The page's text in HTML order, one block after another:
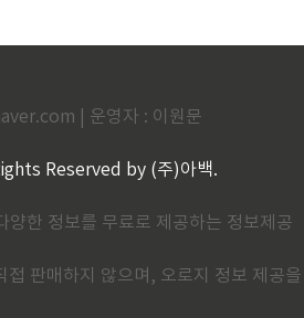
| 운영자 : 이원문
Reserved by (주)아백.
한 정보를 무료로 제공하는 정보제공
접 판매하지 않으며, 오로지 정보 제공을